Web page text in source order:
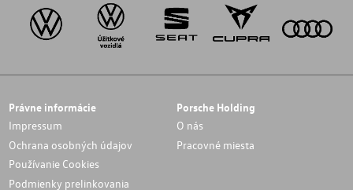
Právne informácie
Impressum
Ochrana osobných údajov
Používanie Cookies
Podmienky prelinkovania
Porsche Holding
O nás
Pracovné miesta